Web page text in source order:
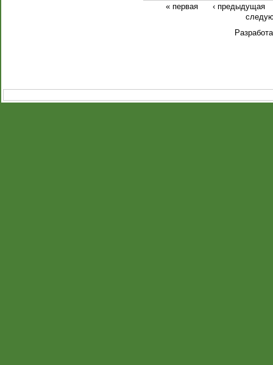
« первая
‹ предыдущая